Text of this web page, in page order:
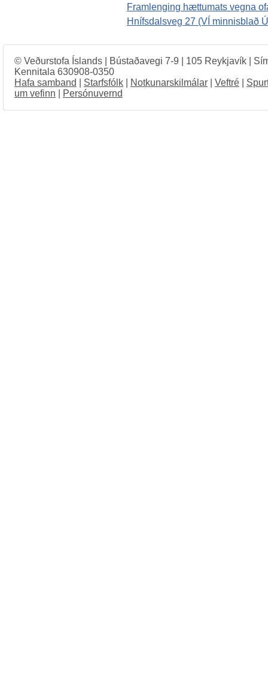
Framlenging hættumats vegna
Hnífsdalsveg 27 (VÍ minnisblað
© Veðurstofa Íslands | Bústaðavegi 7-9 | 105 Reykjavík |
Kennitala 630908-0350
Hafa samband
Starfsfólk Notkunarskilmálar Veftré
um vefinn
Persónuvernd